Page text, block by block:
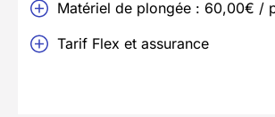
Matériel de plongée : 60,00€ /
Tarif Flex et assurance